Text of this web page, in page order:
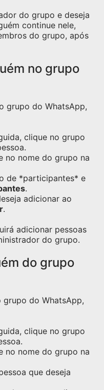
do grupo e deseja
continue nele,
do grupo, após
no grupo
grupo do WhatsApp,
clique no grupo
no nome do grupo na
de *participantes* e
.
adicionar ao
.
adicionar pessoas
do grupo.
do grupo
grupo do WhatsApp,
clique no grupo
no nome do grupo na
que deseja